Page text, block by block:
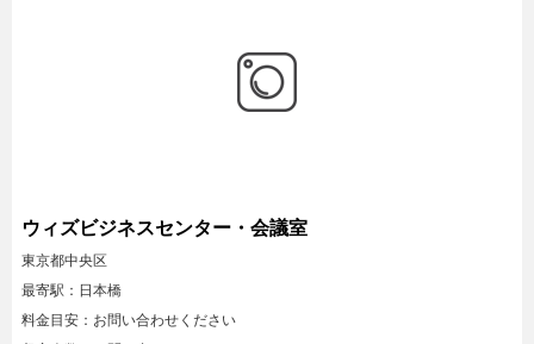
ウィズビジネスセンター・会議室
東京都中央区
最寄駅：日本橋
料金目安：お問い合わせください